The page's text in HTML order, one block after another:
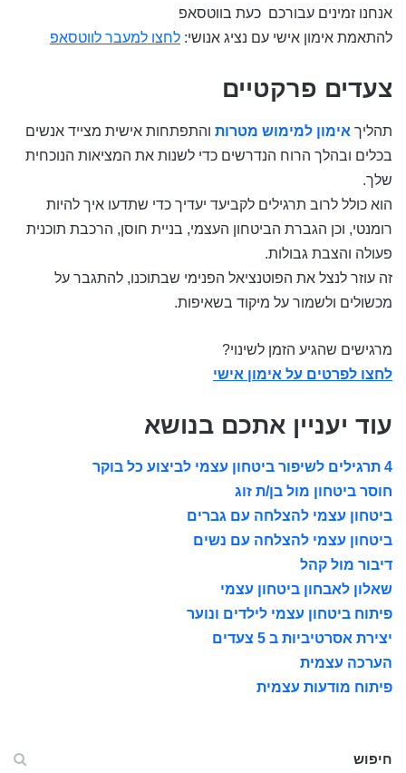
אנחנו זמינים עבורכם כעת בווטסאפ
להתאמת אימון אישי עם נציג אנושי: לחצו למעבר לווטסאפ
צעדים פרקטיים
תהליך אימון למימוש מטרות והתפתחות אישית מצייד אנשים
בכלים ובהלך הרוח הנדרשים כדי לשנות את המציאות הנוכחית
שלך.
הוא כולל לרוב תרגילים לקביעד יעדיך כדי שתדעו איך להיות
רומנטי, וכן הגברת הביטחון העצמי, בניית חוסן, הרכבת תוכנית
פעולה והצבת גבולות.
זה עוזר לנצל את הפוטנציאל הפנימי שבתוכנו, להתגבר על
מכשולים ולשמור על מיקוד בשאיפות.
מרגישים שהגיע הזמן לשינוי?
לחצו לפרטים על אימון אישי
עוד יעניין אתכם בנושא
4 תרגילים לשיפור ביטחון עצמי לביצוע כל בוקר
חוסר ביטחון מול בן/ת זוג
ביטחון עצמי להצלחה עם גברים
ביטחון עצמי להצלחה עם נשים
דיבור מול קהל
שאלון לאבחון ביטחון עצמי
פיתוח ביטחון עצמי לילדים ונוער
יצירת אסרטיביות ב 5 צעדים
הערכה עצמית
פיתוח מודעות עצמית
חיפוש